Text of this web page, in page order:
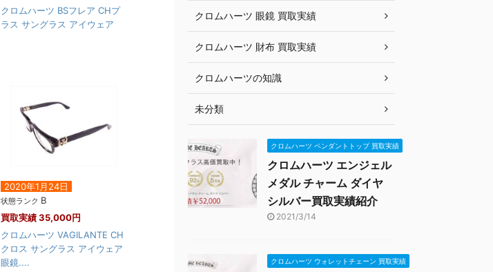
クロムハーツ BSフレア CHプ
ラス サングラス アイウェア
2020年1月24日
状態ランク B
買取実績35,000円
クロムハーツ VAGILANTE CH
クロス サングラス アイウェア
眼鏡....
クロムハーツ 眼鏡 買取実績
クロムハーツ 財布 買取実績
クロムハーツの知識
未分類
クロムハーツ ペンダントトップ 買取実績
クロムハーツ エンジェル
メダル チャーム ダイヤ
シルバー買取実績紹介
2021/3/14
クロムハーツ ウォレットチェーン 買取実績